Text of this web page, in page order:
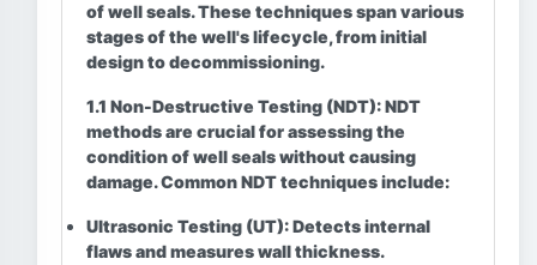
of well seals. These techniques span various
stages of the well's lifecycle, from initial
design to decommissioning.
1.1 Non-Destructive Testing (NDT):NDT
methods are crucial for assessing the
condition of well seals without causing
damage. Common NDT techniques include:
Ultrasonic Testing (UT):Detects internal
flaws and measures wall thickness.